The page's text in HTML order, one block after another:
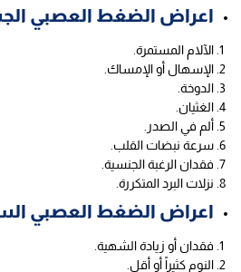
اعراض الضغط العصبي
الآلام المستمرة.
الإسهال أو الإمساك.
الدوخة.
الغثيان.
ألم في الصدر.
سرعة نبضات القلب.
فقدان الرغبة الجنسية.
نزلات البرد المتكررة.
اعراض الضغط العصبي
فقدان أو زيادة الشهية.
النوم كثيراً أو أقل.